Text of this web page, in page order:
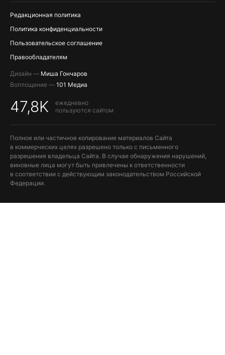
Редакционная политика
Политика конфиденциальности
Пользовательское соглашение
Правообладателям
Дизайн — Миша Гончаров
Воплощение — 101 Медиа
47,8K
ежедневно
пользуются сайтом
Полное или частичное копирование материалов Сайта
в коммерческих целях разрешено только с письменного
разрешения владельца Сайта. В случае обнаружения нарушений,
виновные лица могут быть привлечены к ответственности
в соответствии с действующим законодательством Российской
Федерации.